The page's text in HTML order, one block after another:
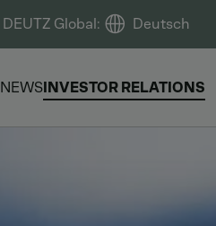
DEUTZ Global: Deutsch
NEWSINVESTOR RELATIONS